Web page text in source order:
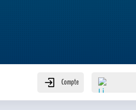
Compte